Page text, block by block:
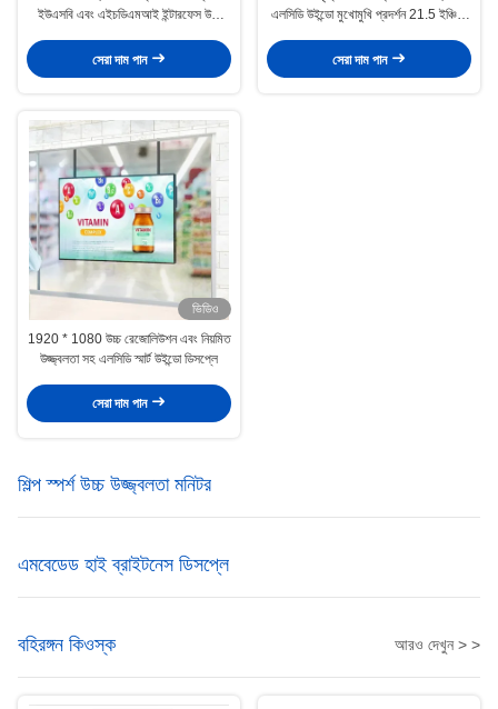
ইউএসবি এবং এইচডিএমআই ইন্টারফেস উচ্চ
সেরা দাম পান
এলসিডি উইন্ডো মুখোমুখি প্রদর্শন 21.5 ইঞ্চি এ
সেরা দাম পান
ভিডিও
1920 * 1080 উচ্চ রেজোলিউশন এবং নিয়মিত
উজ্জ্বলতা সহ এলসিডি স্মার্ট উইন্ডো ডিসপ্লে
সেরা দাম পান
শিল্প স্পর্শ উচ্চ উজ্জ্বলতা মনিটর
এমবেডেড হাই ব্রাইটনেস ডিসপ্লে
বহিরঙ্গন কিওস্ক আরও দেখুন > >